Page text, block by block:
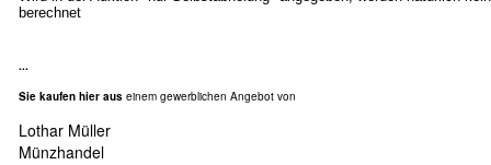
berechnet
...
Sie kaufen hier aus einem gewerblichen Angebot von
Lothar Müller
Münzhandel